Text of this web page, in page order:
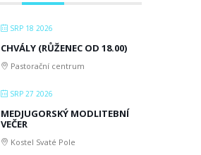
SRP 18 2026
CHVÁLY (RŮŽENEC OD 18.00)
Pastorační centrum
SRP 27 2026
MEDJUGORSKÝ MODLITEBNÍ
VEČER
Kostel Svaté Pole